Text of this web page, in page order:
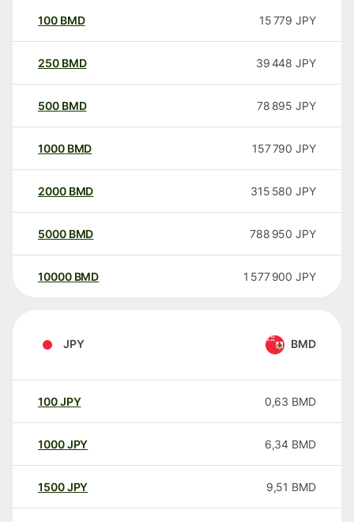
100 BMD 15 779 JPY
250 BMD 39 448 JPY
500 BMD 78 895 JPY
1000 BMD 157 790 JPY
2000 BMD 315 580 JPY
5000 BMD 788 950 JPY
10000 BMD 1 577 900 JPY
JPY BMD
100JPY 0,63 BMD
1000JPY 6,34 BMD
1500JPY 9,51 BMD